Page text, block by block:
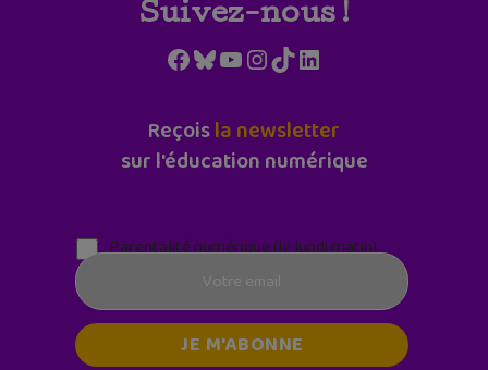
Suivez-nous !
Facebook
Bluesky
YouTube
Instagram
TikTokLinkedIn
Reçoisla newsletter
sur l'éducation numérique
Parentalité numérique (le lundi matin)